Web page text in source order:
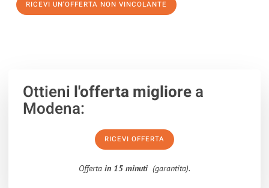
RICEVI UN'OFFERTA NON VINCOLANTE
Ottieni l'offerta migliorea
Modena:
RICEVI OFFERTA
Offerta in 15 minuti (garantita).